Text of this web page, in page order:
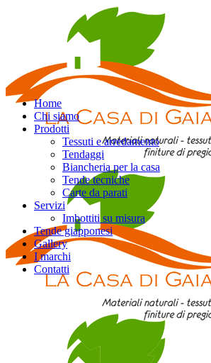
Home
Chi siamo
Prodotti
Tessuti e arredamento
Tendaggi
Biancheria per la casa
Tende tecniche
Carte da parati
Servizi
Imbottiti su misura
Tende giapponesi
Gallery
I marchi
Contatti